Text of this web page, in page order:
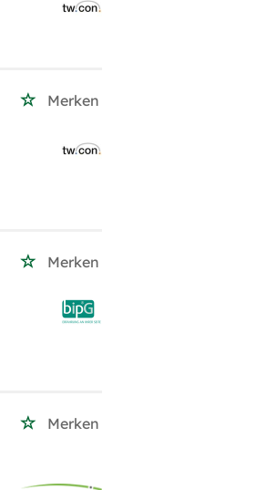
Merken
Merken
Merken